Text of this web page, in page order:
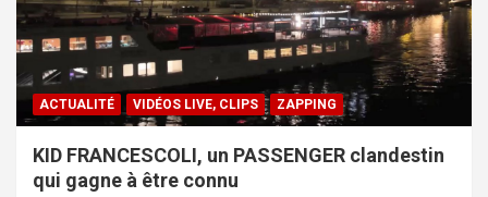
ACTUALITÉ VIDÉOS LIVE, CLIPS ZAPPING
KID FRANCESCOLI, un PASSENGER clandestin
qui gagne à être connu